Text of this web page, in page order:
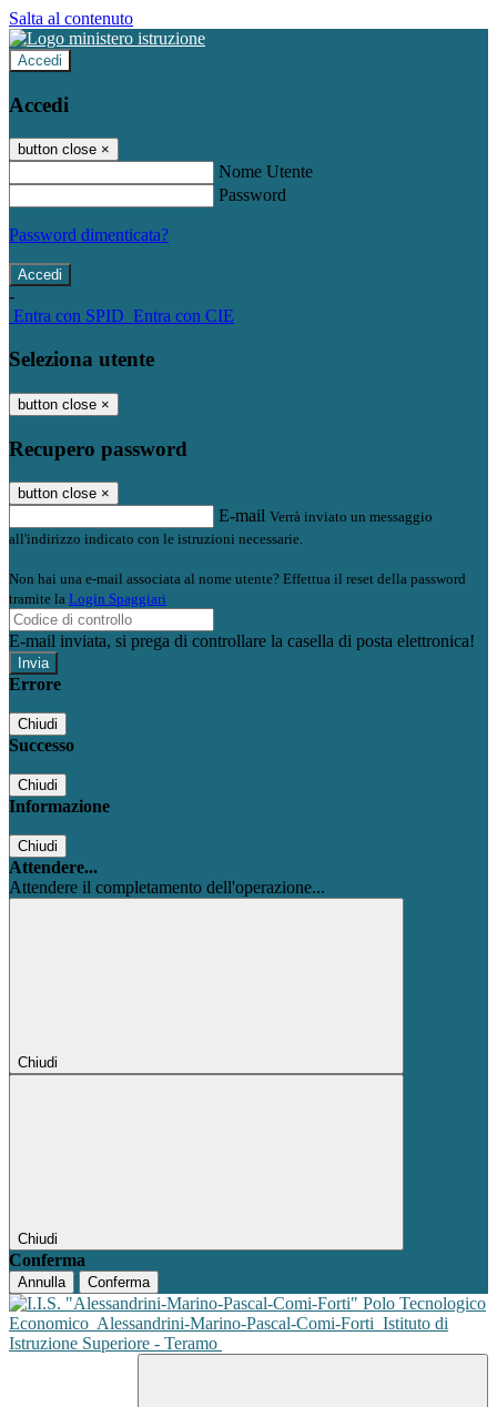
Salta al contenuto
Accedi
Accedi
button close ×
Nome Utente
Password
Password dimenticata?
-
Entra con SPID Entra con CIE
Seleziona utente
button close ×
Recupero password
button close ×
E-mail Verrà inviato un messaggio
all'indirizzo indicato con le istruzioni necessarie.
Non hai una e-mail associata al nome utente? Effettua il reset della password
tramite la Login Spaggiari
E-mail inviata, si prega di controllare la casella di posta elettronica!
Errore
Chiudi
Successo
Chiudi
Informazione
Chiudi
Attendere...
Attendere il completamento dell'operazione...
Chiudi
Chiudi
Conferma
Annulla Conferma
Polo Tecnologico
Economico Alessandrini-Marino-Pascal-Comi-Forti Istituto di
Istruzione Superiore - Teramo